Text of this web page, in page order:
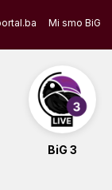
Mi smo BiG
BiG 3